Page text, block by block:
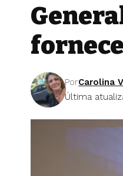
Última
PorCarolina